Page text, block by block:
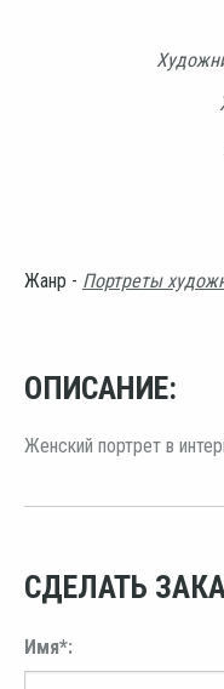
Жанр - Портреты
ОПИСАНИЕ:
Женский портрет в
СДЕЛАТЬ
Имя*: